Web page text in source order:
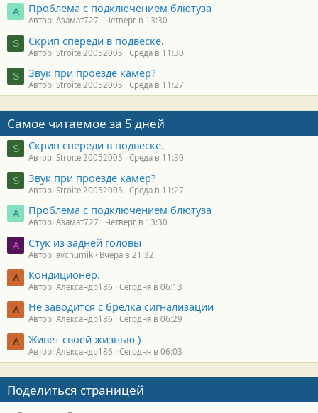
А Проблема с подключением блютуза
Автор: Азамат727 Четверг в 13:30
S Скрип спереди в подвеске.
Автор: Stroitel20052005 Среда в 11:30
S Звук при проезде камер?
Автор: Stroitel20052005 Среда в 11:27
Самое читаемое за 5 дней
S Скрип спереди в подвеске.
Автор: Stroitel20052005 Среда в 11:30
S Звук при проезде камер?
Автор: Stroitel20052005 Среда в 11:27
А Проблема с подключением блютуза
Автор: Азамат727 Четверг в 13:30
A Стук из задней головы
Автор: avchumik Вчера в 21:32
А Кондиционер.
Автор: Александр186 Сегодня в 06:13
А Не заводится с брелка сигнализации
Автор: Александр186 Сегодня в 06:29
А Живет своей жизнью )
Автор: Александр186 Сегодня в 06:03
Поделиться страницей